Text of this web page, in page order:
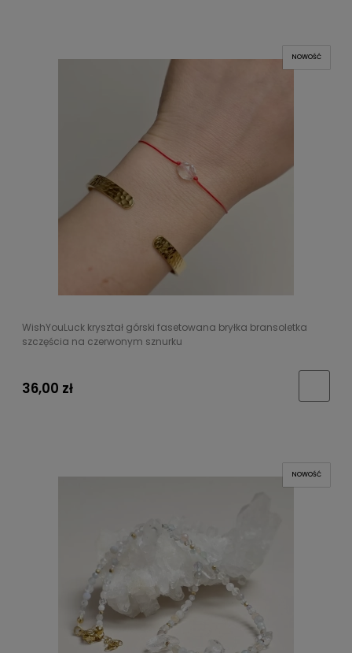
WishYouLuck kryształ górski fasetowana bryłka bransoletka
szczęścia na czerwonym sznurku
36,00 zł
NOWOŚĆ
NOWOŚĆ